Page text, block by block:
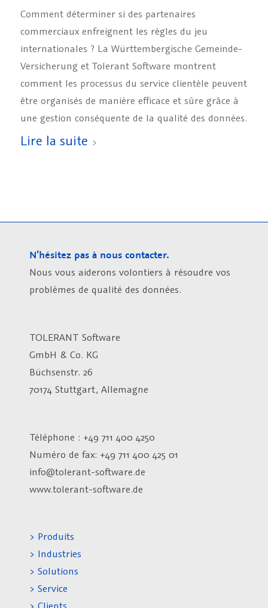
Comment déterminer si des partenaires
commerciaux enfreignent les règles du jeu
internationales ? La Württembergische Gemeinde-
Versicherung et Tolerant Software montrent
comment les processus du service clientèle peuvent
être organisés de manière efficace et sûre grâce à
une gestion conséquente de la qualité des données.
Lire la suite
N’hésitez pas à nous contacter.
Nous vous aiderons volontiers à résoudre vos
problèmes de qualité des données.
TOLERANT Software
GmbH & Co. KG
Büchsenstr. 26
70174 Stuttgart, Allemagne
Téléphone : +49 711 400 4250
Numéro de fax: +49 711 400 425 01
info@tolerant-software.de
www.tolerant-software.de
> Produits
> Industries
> Solutions
> Service